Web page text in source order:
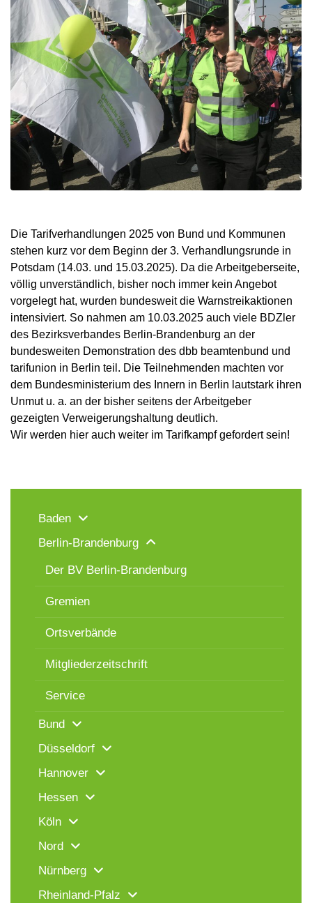
Die Tarifverhandlungen 2025 von Bund und Kommunen
stehen kurz vor dem Beginn der 3. Verhandlungsrunde in
Potsdam (14.03. und 15.03.2025). Da die Arbeitgeberseite,
völlig unverständlich, bisher noch immer kein Angebot
vorgelegt hat, wurden bundesweit die Warnstreikaktionen
intensiviert. So nahmen am 10.03.2025 auch viele BDZler
des Bezirksverbandes Berlin-Brandenburg an der
bundesweiten Demonstration des dbb beamtenbund und
tarifunion in Berlin teil. Die Teilnehmenden machten vor
dem Bundesministerium des Innern in Berlin lautstark ihren
Unmut u. a. an der bisher seitens der Arbeitgeber
gezeigten Verweigerungshaltung deutlich.
Wir werden hier auch weiter im Tarifkampf gefordert sein!
Baden
Berlin-Brandenburg
Der BV Berlin-Brandenburg
Gremien
Ortsverbände
Mitgliederzeitschrift
Service
Bund
Düsseldorf
Hannover
Hessen
Köln
Nord
Nürnberg
Rheinland-Pfalz